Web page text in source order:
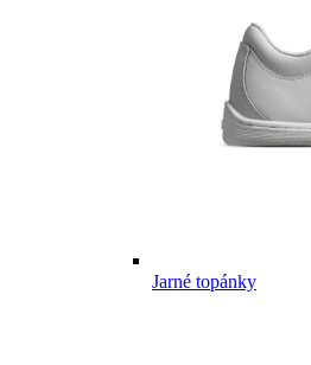
Jarné topánky